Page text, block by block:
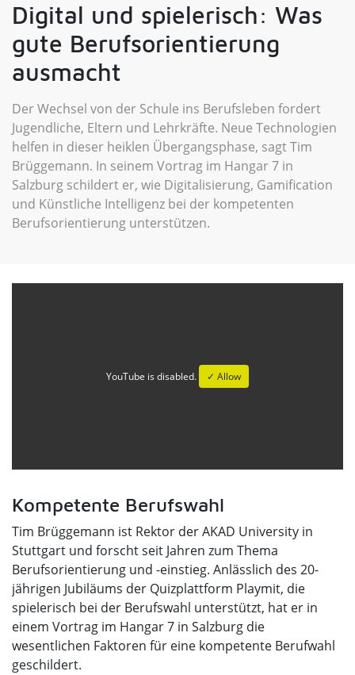
Digital und spielerisch: Was
gute Berufsorientierung
ausmacht
Der Wechsel von der Schule ins Berufsleben fordert
Jugendliche, Eltern und Lehrkräfte. Neue Technologien
helfen in dieser heiklen Übergangsphase, sagt Tim
Brüggemann. In seinem Vortrag im Hangar 7 in
Salzburg schildert er, wie Digitalisierung, Gamification
und Künstliche Intelligenz bei der kompetenten
Berufsorientierung unterstützen.
YouTube is disabled. ✓ Allow
Kompetente Berufswahl
Tim Brüggemann ist Rektor der AKAD University in
Stuttgart und forscht seit Jahren zum Thema
Berufsorientierung und -einstieg. Anlässlich des 20-
jährigen Jubiläums der Quizplattform Playmit, die
spielerisch bei der Berufswahl unterstützt, hat er in
einem Vortrag im Hangar 7 in Salzburg die
wesentlichen Faktoren für eine kompetente Berufwahl
geschildert.